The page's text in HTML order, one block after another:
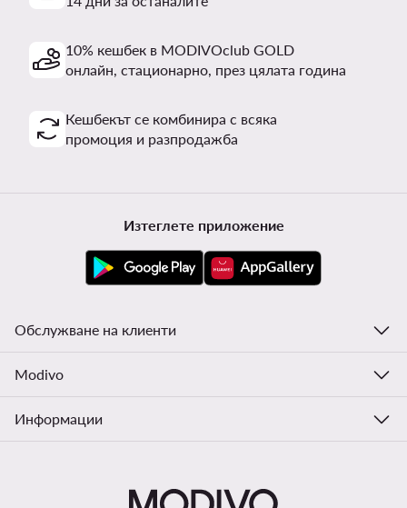
10% кешбек в MODIVOclub GOLD
онлайн, стационарно, през цялата година
Кешбекът се комбинира с всяка
промоция и разпродажба
Изтеглете приложение
Обслужване на клиенти
Modivo
Информации